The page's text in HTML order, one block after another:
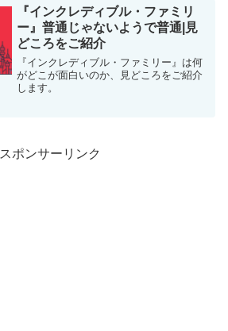
この記事でこの曲...
『インクレディブル・ファミリ
ー』普通じゃないようで普通|見
どころをご紹介
『インクレディブル・ファミリー』は何
がどこが面白いのか、見どころをご紹介
します。
スポンサーリンク